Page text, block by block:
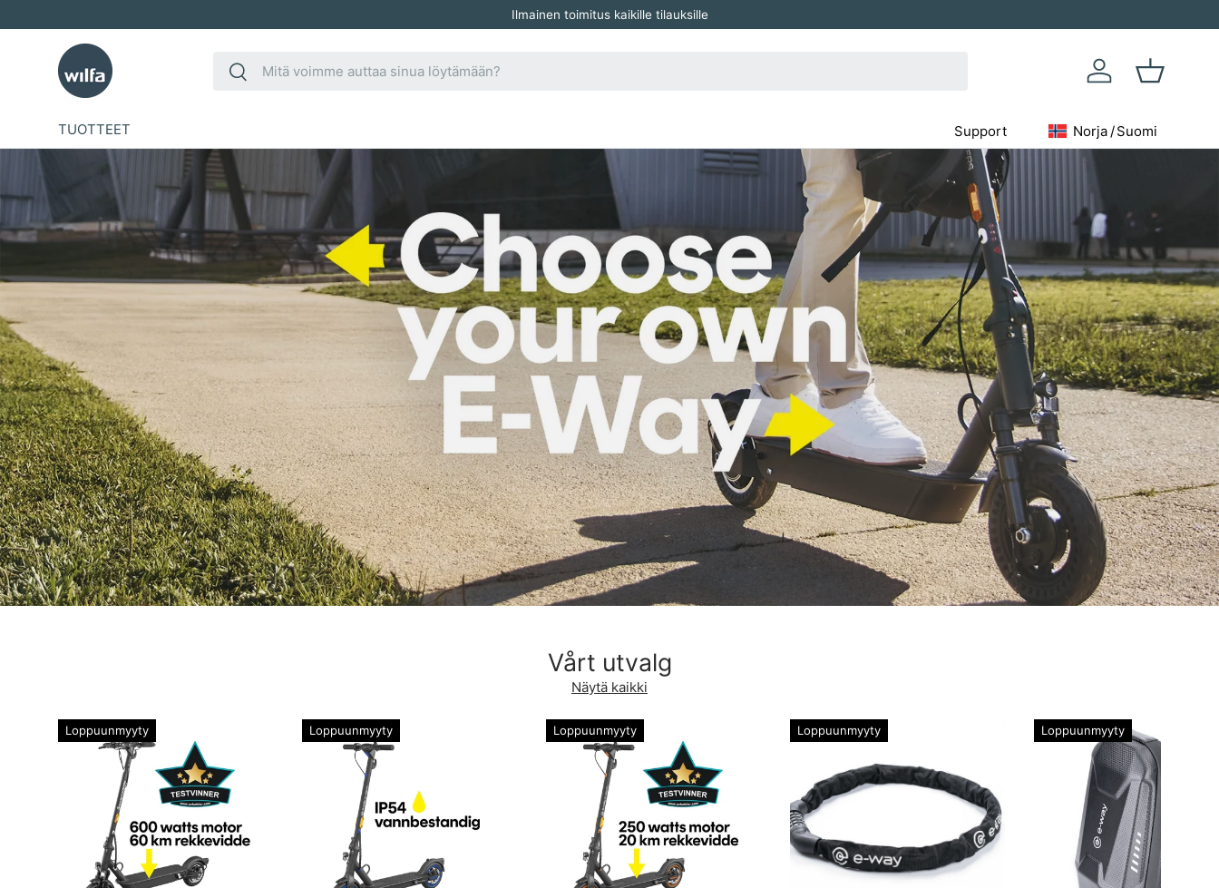
Siirry sisältöön
Ilmainen toimitus kaikille tilauksille
Etsi
Etsi
Kirjaudu sisään
Kori
TUOTTEET Support Geolocation Button: Norja,
Norja /Suomi
Vårt utvalg
Näytä kaikki
Loppuunmyyty Loppuunmyyty Loppuunmyyty Loppuunmyyty Loppuunmyyty